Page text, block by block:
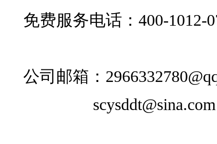
免费服务电话：400-1012-
公司邮箱：
scysddt@sina.com